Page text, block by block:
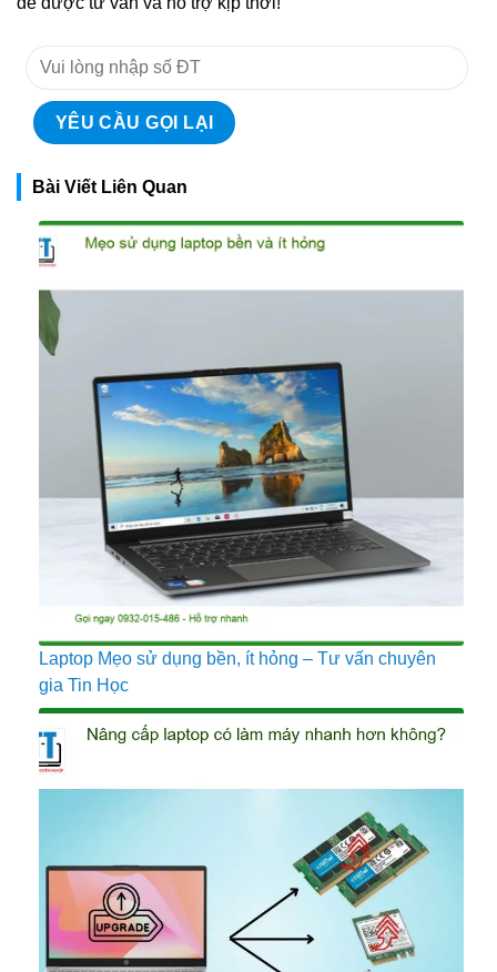
Bài Viết Liên Quan
Laptop Mẹo sử dụng bền, ít hỏng – Tư vấn chuyên
gia Tin Học